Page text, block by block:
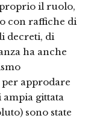
il ruolo,
con raffiche di
decreti, di
ha anche
approdare
gittata
sono state